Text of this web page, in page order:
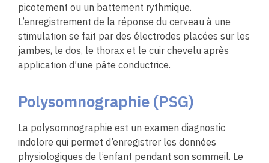
picotement ou un battement rythmique.
L’enregistrement de la réponse du cerveau à une
stimulation se fait par des électrodes placées sur les
jambes, le dos, le thorax et le cuir chevelu après
application d’une pâte conductrice.
Polysomnographie (PSG)
La polysomnographie est un examen diagnostic
indolore qui permet d’enregistrer les données
physiologiques de l’enfant pendant son sommeil. Le